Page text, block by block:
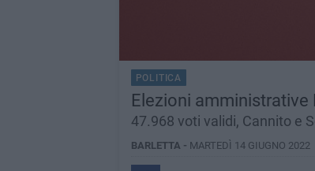
POLITICA
Elezioni amministrative
47.968 voti validi, Cannito e
BARLETTA - MARTEDÌ 14 GIUGNO 2022